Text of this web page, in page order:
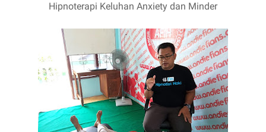
Hipnoterapi Keluhan Anxiety dan Minder